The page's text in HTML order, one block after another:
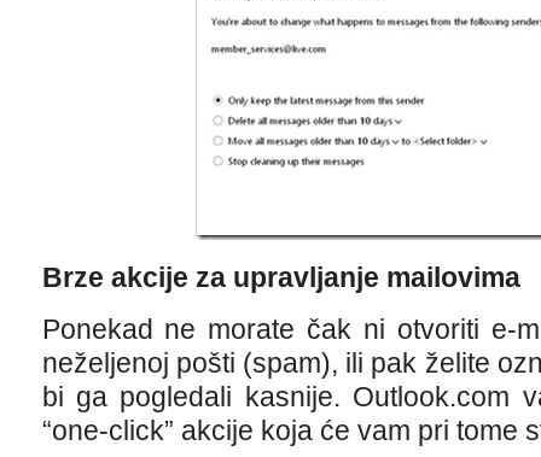
Brze akcije za upravljanje mailovima
Ponekad ne morate čak ni otvoriti e-
neželjenoj pošti (spam), ili pak želite
bi ga pogledali kasnije. Outlook.com
“one-click” akcije koja će vam pri tome